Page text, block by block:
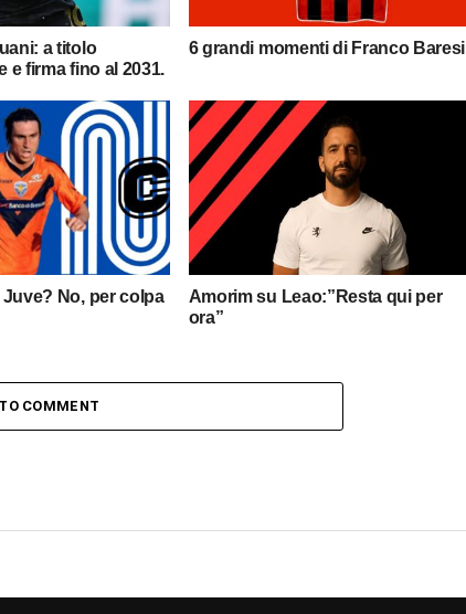
a titolo
e firma fino al 2031.
6 grandi momenti di Franco Baresi
No, per colpa
Amorim su Leao:”Resta qui per
ora”
COMMENT